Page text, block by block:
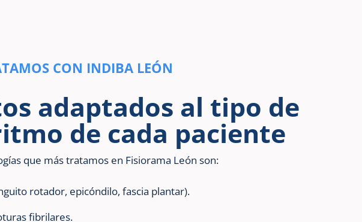
CON INDIBA LEÓN
adaptados al tipo de
de cada paciente
que más tratamos en Fisiorama León son:
rotador, epicóndilo, fascia plantar).
fibrilares.